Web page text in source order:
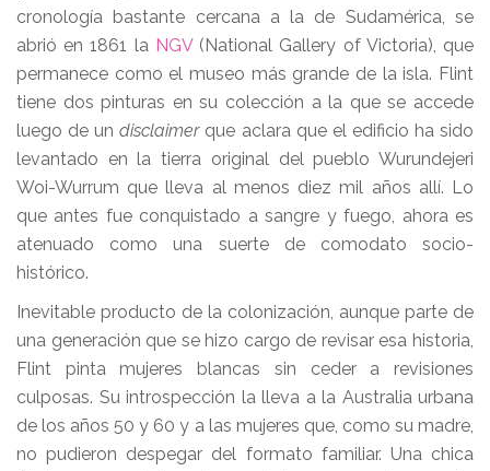
cronología bastante cercana a la de Sudamérica, se
abrió en 1861 la NGV(National Gallery of Victoria), que
permanece como el museo más grande de la isla. Flint
tiene dos pinturas en su colección a la que se accede
luego de undisclaimerque aclara que el edificio ha sido
levantado en la tierra original del pueblo Wurundejeri
Woi-Wurrum que lleva al menos diez mil años allí. Lo
que antes fue conquistado a sangre y fuego, ahora es
atenuado como una suerte de comodato socio-
histórico.
Inevitable producto de la colonización, aunque parte de
una generación que se hizo cargo de revisar esa historia,
Flint pinta mujeres blancas sin ceder a revisiones
culposas. Su introspección la lleva a la Australia urbana
de los años 50 y 60 y a las mujeres que, como su madre,
no pudieron despegar del formato familiar. Una chica